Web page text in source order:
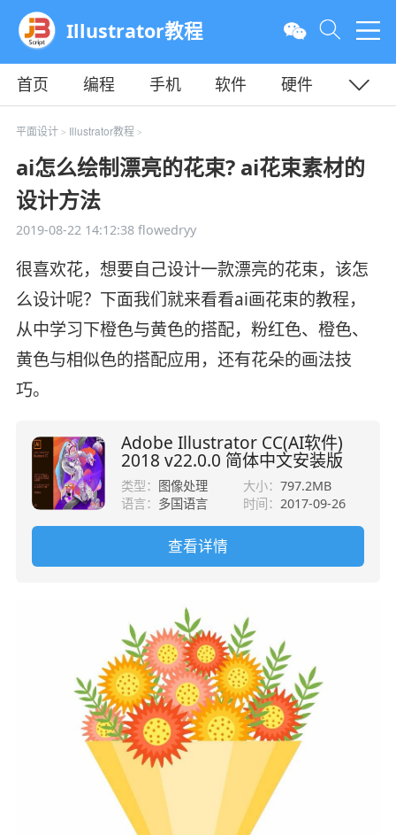
Illustrator教程
首页 编程 手机 软件
硬件
教程
平面
平面设计> Illustrator教程 >
ai怎么绘制漂亮的花束? ai花束素材的
设计方法
2019-08-22 14:12:38flowedryy
很喜欢花，想要自己设计一款漂亮的花束，该怎
么设计呢？下面我们就来看看ai画花束的教程，
从中学习下橙色与黄色的搭配，粉红色、橙色、
黄色与相似色的搭配应用，还有花朵的画法技
巧。
Adobe Illustrator CC(AI软件)
2018 v22.0.0 简体中文安装版
类型： 图像处理 大小： 797.2MB
语言： 多国语言 时间： 2017-09-26
查看详情